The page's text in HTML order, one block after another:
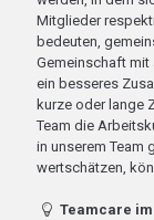
Mitglieder
bedeuten,
Gemeinschaft mit
ein besseres
kurze oder lange
Team die
in unserem Team
wertschätzen,
Teamcare